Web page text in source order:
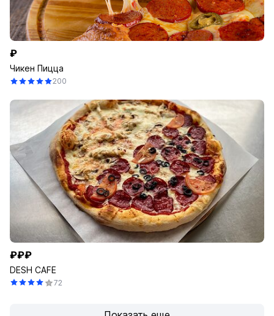
₽
Чикен Пицца
200
₽₽₽
DESH CAFE
72